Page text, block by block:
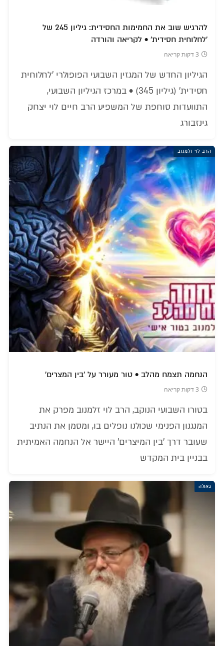
להרגיש שוב את החמימות החסידית: גיליון 245 של
'לחלוחית חסידית' • לקריאה והורדה
3 דקות קריאה
הגיליון החדש של המגזין השבועי הפופולרי 'לחלוחית
חסידית' (גיליון 345) • במרכז הגיליון השבועי,
התוועדות סוחפת של המשפיע הרב חיים לוי יצחק
גינזבורג
הרב לוי זלמנוב
הנחמה תצמח מהלב • טור מעורר על 'בין המצרים'
3 דקות קריאה
בטורו השבועי הנוקב, הרב לוי זלמנוב מפרק את
המנגנון הפנימי שכולנו נופלים בו, ומסמן את הנתיב
שעובר דרך 'בין המיצרים' היישר אל הנחמה האמיתית
בבניין בית המקדש
גאולה